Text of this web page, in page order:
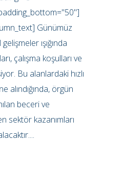
Günümüz
ışığında
çalışma koşulları ve
Bu alanlardaki hızlı
alındığında, örgün
beceri ve
sektör kazanımları